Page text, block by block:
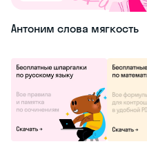
Антоним слова мягкость